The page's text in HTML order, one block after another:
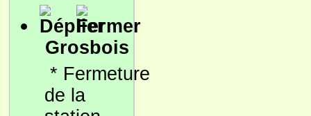
Grosbois
* Fermeture
de la